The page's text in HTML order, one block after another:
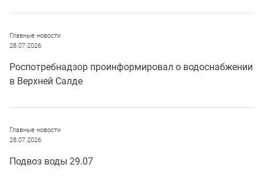
Главные новости
28.07.2026
Роспотребнадзор проинформировал о водоснабжении
в Верхней Салде
Главные новости
28.07.2026
Подвоз воды 29.07